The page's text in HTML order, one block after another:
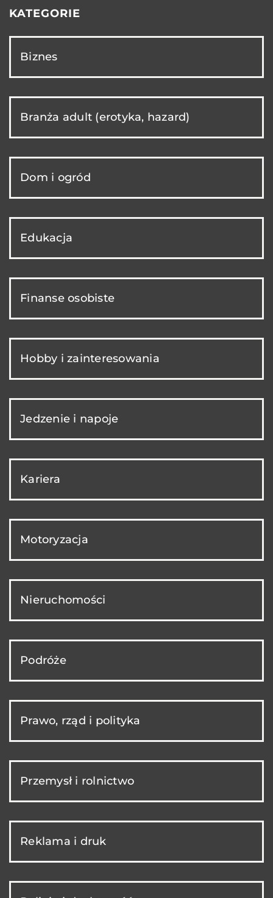
KATEGORIE
Biznes
Branża adult (erotyka, hazard)
Dom i ogród
Edukacja
Finanse osobiste
Hobby i zainteresowania
Jedzenie i napoje
Kariera
Motoryzacja
Nieruchomości
Podróże
Prawo, rząd i polityka
Przemysł i rolnictwo
Reklama i druk